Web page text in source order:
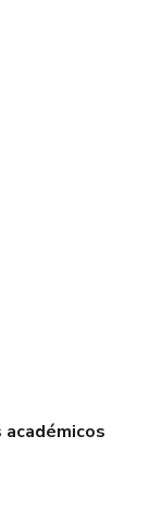
académicos